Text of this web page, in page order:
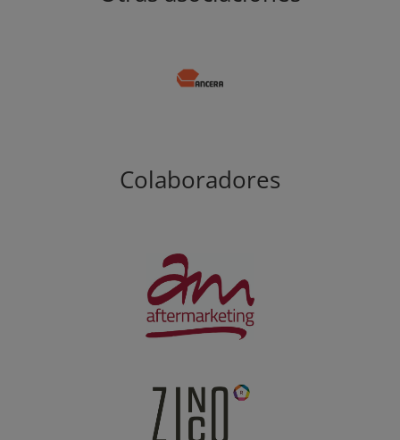
Colaboradores